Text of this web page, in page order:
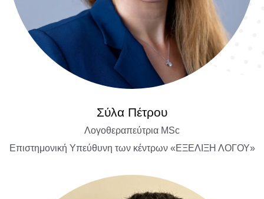
Σύλα Πέτρου
Λογοθεραπεύτρια MSc
Επιστημονική Υπεύθυνη των κέντρων «ΕΞΕΛΙΞΗ ΛΟΓΟΥ»